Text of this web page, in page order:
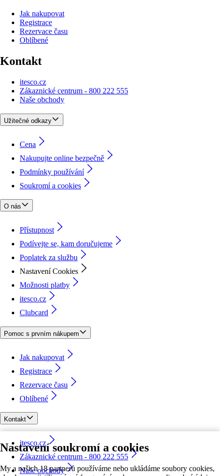
Nastavení soukromí a cookies
My a našich 18 partnerů používáme nebo ukládáme soubory cookies,
Jak nakupovat
Registrace
Rezervace času
Oblíbené
Kontakt
itesco.cz
Zákaznické centrum - 800 222 555
Naše obchody
Užitečné odkazy
Cena
Nakupujte online bezpečně
Podmínky používání
Soukromí a cookies
O nás
Přístupnost
Podívejte se, kam doručujeme
Poplatek za službu
Nastavení Cookies
Možnosti platby
itesco.cz
Clubcard
Pomoc s prvním nákupem
Jak nakupovat
Registrace
Rezervace času
Oblíbené
Kontakt
itesco.cz
Zákaznické centrum - 800 222 555
Naše obchody